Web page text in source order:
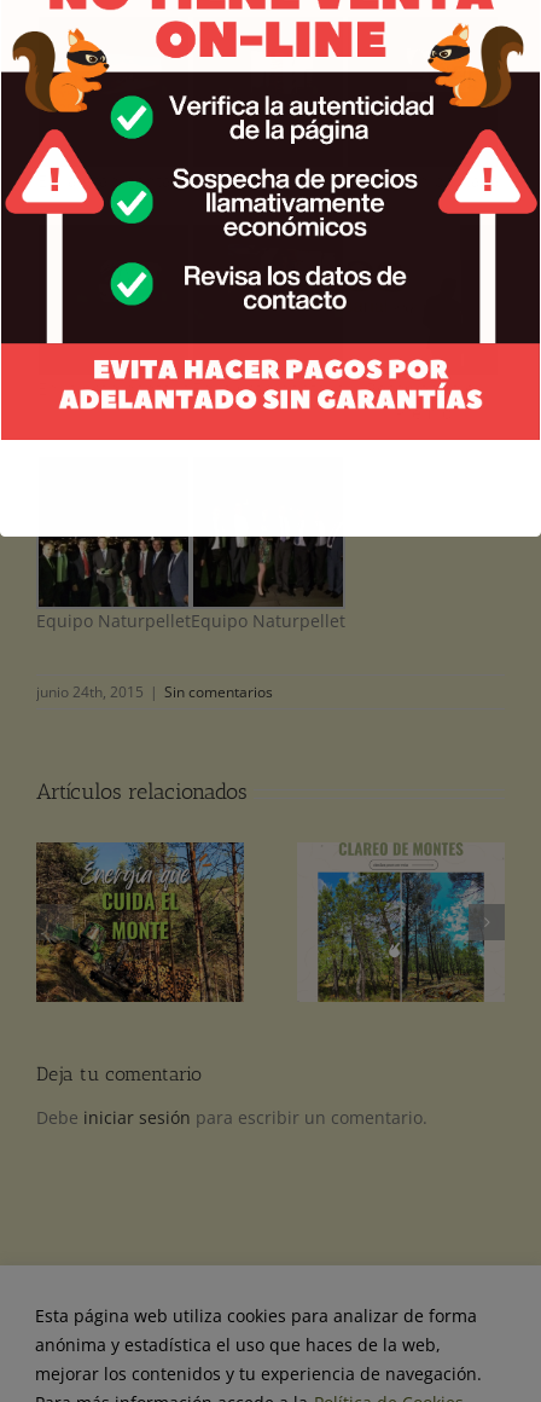
Esta página web utiliza cookies para analizar de forma
anónima y estadística el uso que haces de la web,
mejorar los contenidos y tu experiencia de navegación.
En la gran pantallaEn la gran pantallaEn la gran pantalla
En la gran pantallaEn la gran pantalla
Recogiendo el
Premio
Equipo NaturpelletEquipo Naturpellet
junio 24th, 2015 | Sin comentarios
Artículos relacionados
El clareo de pinos: qué
es y por qué importa
en la cadena del pellet.
¿De dónde viene la
madera de tu pellet?
Deja tu comentario
Debe iniciar sesión para escribir un comentario.
©Naturpellet, S.L. | Ctra. Segovia-Valladolid, Salida 60 -